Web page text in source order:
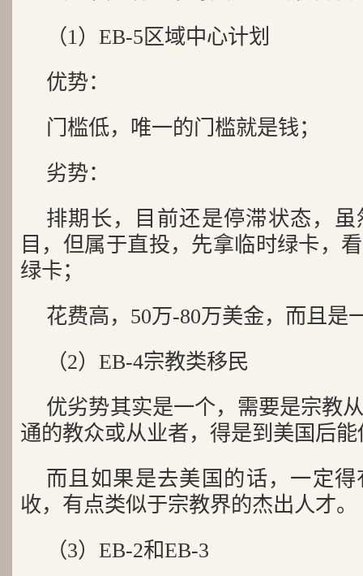
（1）EB-5区域中心计划
优势：
门槛低，唯一的门槛就是钱；
劣势：
排期长，目前还是停滞状态，
目，但属于直投，先拿临时绿卡，
绿卡；
花费高，50万-80万美金，而且是
（2）EB-4宗教类移民
优劣势其实是一个，需要是宗教
通的教众或从业者，得是到美国后
而且如果是去美国的话，一定
收，有点类似于宗教界的杰出人才。
（3）EB-2和EB-3